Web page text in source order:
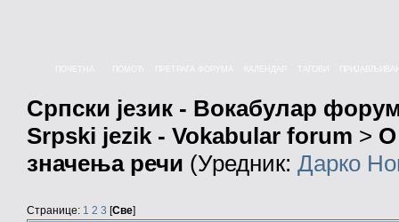
КАЛЕНДАР
Српски језик - Вокабулар
Srpski jezik - Vokabular forum > О
значења речи (Уредник: Дарко
Странице: 1 2 3 [Све]